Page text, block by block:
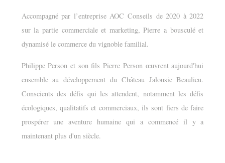
Accompagné par l’entreprise AOC Conseils de 2020 à 2022
sur la partie commerciale et marketing, Pierre a bousculé et
dynamisé le commerce du vignoble familial.
Philippe Person et son fils Pierre Person œuvrent aujourd'hui
ensemble au développement du Château Jalousie Beaulieu.
Conscients des défis qui les attendent, notamment les défis
écologiques, qualitatifs et commerciaux, ils sont fiers de faire
prospérer une aventure humaine qui a commencé il y a
maintenant plus d'un siècle.